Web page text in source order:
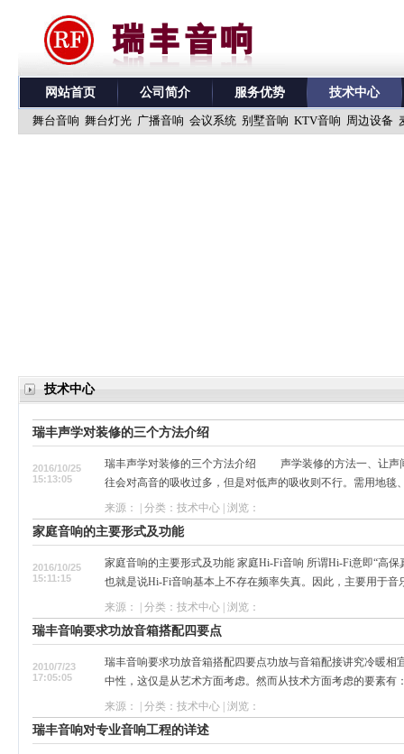
网站首页 公司简介 服务优势 技术中心
舞台音响 舞台灯光 广播音响 会议系统 别墅音响 KTV音响 周边设备
技术中心
瑞丰声学对装修的三个方法介绍
2016/10/25
15:13:05
瑞丰声学对装修的三个方法介绍 声学装修的方法一、让
往会对高音的吸收过多，但是对低声的吸收则不行。需用地毯
来源： | 分类：技术中心 | 浏览：
家庭音响的主要形式及功能
2016/10/25
15:11:15
家庭音响的主要形式及功能 家庭Hi-Fi音响 所谓Hi-Fi意即“高
也就是说Hi-Fi音响基本上不存在频率失真。因此，主要用于音
来源： | 分类：技术中心 | 浏览：
瑞丰音响要求功放音箱搭配四要点
2010/7/23
17:05:05
瑞丰音响要求功放音箱搭配四要点功放与音箱配接讲究冷暖相
中性，这仅是从艺术方面考虑。然而从技术方面考虑的要素有
来源： | 分类：技术中心 | 浏览：
瑞丰音响对专业音响工程的详述